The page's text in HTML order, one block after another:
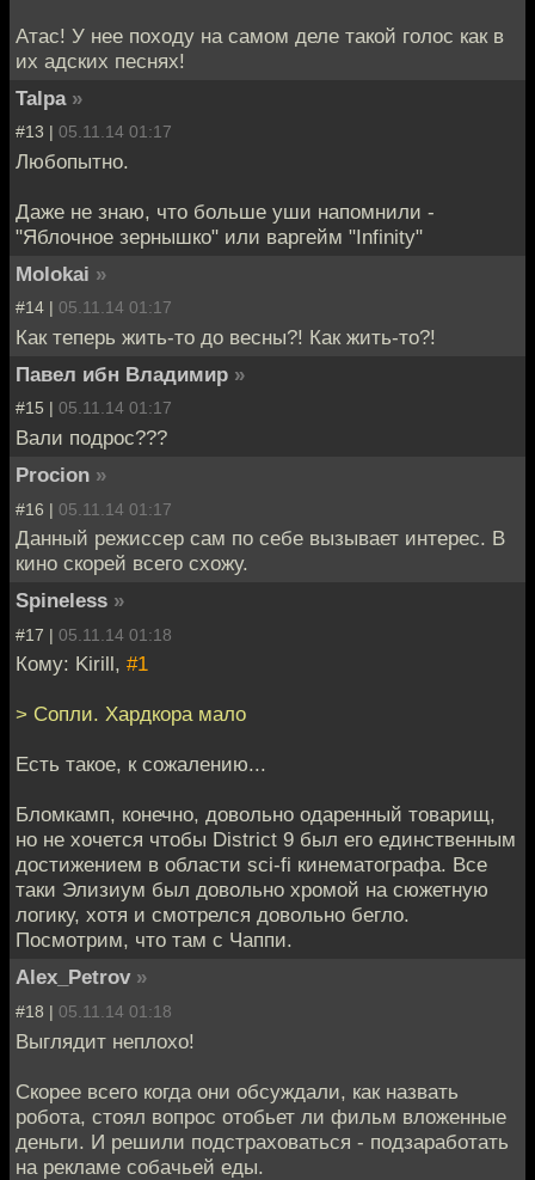
Атас! У нее походу на самом деле такой голос как в
их адских песнях!
Talpa »
#13 | 05.11.14 01:17
Любопытно.
Даже не знаю, что больше уши напомнили -
"Яблочное зернышко" или варгейм "Infinity"
Molokai »
#14 | 05.11.14 01:17
Как теперь жить-то до весны?! Как жить-то?!
Павел ибн Владимир »
#15 | 05.11.14 01:17
Вали подрос???
Procion »
#16 | 05.11.14 01:17
Данный режиссер сам по себе вызывает интерес. В
кино скорей всего схожу.
Spineless »
#17 | 05.11.14 01:18
Кому: Kirill, #1
> Сопли. Хардкора мало
Есть такое, к сожалению...
Бломкамп, конечно, довольно одаренный товарищ,
но не хочется чтобы District 9 был его единственным
достижением в области sci-fi кинематографа. Все
таки Элизиум был довольно хромой на сюжетную
логику, хотя и смотрелся довольно бегло.
Посмотрим, что там с Чаппи.
Alex_Petrov »
#18 | 05.11.14 01:18
Выглядит неплохо!
Скорее всего когда они обсуждали, как назвать
робота, стоял вопрос отобьет ли фильм вложенные
деньги. И решили подстраховаться - подзаработать
на рекламе собачьей еды.